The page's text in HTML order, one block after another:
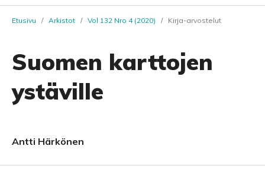
Etusivu / Arkistot / Vol 132 Nro 4 (2020) / Kirja-arvostelut
Suomen karttojen
ystäville
Antti Härkönen